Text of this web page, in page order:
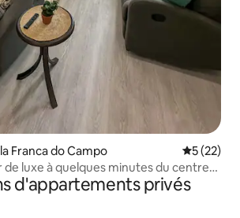
Franca do Campo
5 (22)
de luxe à quelques minutes du centre
d'appartements privés